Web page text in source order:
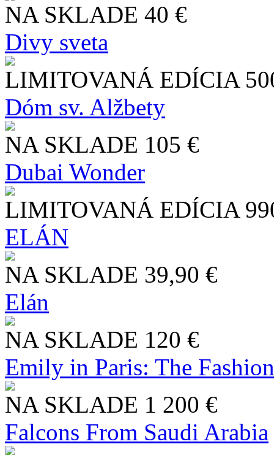
NA SKLADE 40 €
Divy sveta
LIMITOVANÁ EDÍCIA
Dóm sv. Alžbety
NA SKLADE 105 €
Dubai Wonder
LIMITOVANÁ EDÍCIA
ELÁN
NA SKLADE 39,90 €
Elán
NA SKLADE 120 €
Emily in Paris: The
NA SKLADE 1 200 €
Falcons From Saudi Arabia